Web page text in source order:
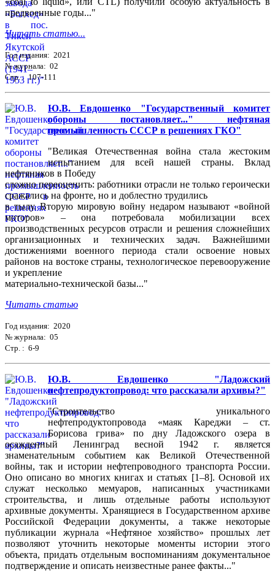
предвоенные годы..."
Читать статью...
Год издания: 2021
№ журнала: 02
Стр. : 107-111
Ю.В. Евдошенко "Государственный комитет
обороны постановляет..." нефтяная
промышленность СССР в решениях ГКО"
"Великая Отечественная война стала жестоким
испытанием для всей нашей страны. Вклад
нефтяников в Победу
сложно переоценить: работники отрасли не только героически
сражались на фронте, но и доблестно трудились
в тылу. Вторую мировую войну недаром называют «войной
моторов» – она потребовала мобилизации всех
производственных ресурсов отрасли и решения сложнейших
организационных и технических задач. Важнейшими
достижениями военного периода стали освоение новых
районов на востоке страны, технологическое перевооружение
и укрепление
материально-технической базы..."
Читать статью
Год издания: 2020
№ журнала: 05
Стр. : 6-9
Ю.В. Евдошенко "Ладожский
нефтепродуктопровод: что рассказали архивы?"
"Строительство уникального
нефтепродуктопровода «маяк Кареджи – ст.
Борисова грива» по дну Ладожского озера в
осажденный Ленинград весной 1942 г. является
знаменательным событием как Великой Отечественной
войны, так и истории нефтепроводного транспорта России.
Оно описано во многих книгах и статьях [1–8]. Основой их
служат несколько мемуаров, написанных участниками
строительства, и лишь отдельные работы используют
архивные документы. Хранящиеся в Государственном архиве
Российской Федерации документы, а также некоторые
публикации журнала «Нефтяное хозяйство» прошлых лет
позволяют уточнить некоторые моменты истории этого
объекта, придать отдельным воспоминаниям документальное
подтверждение и описать неизвестные ранее факты..."